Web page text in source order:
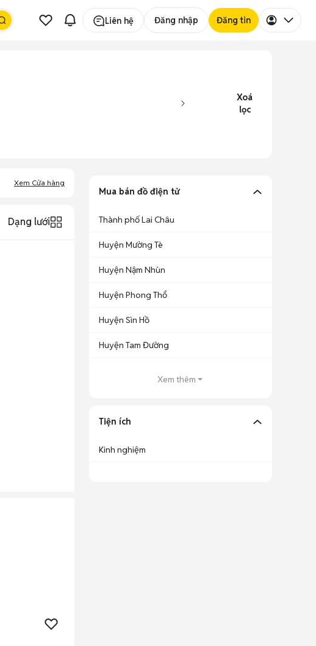
Liên hệ Đăng nhập Đăng tin
Xoá
lọc
Xem Cửa hàng
Dạng lưới
Mua bán đồ điện tử
Thành phố Lai Châu
Huyện Mường Tè
Huyện Nậm Nhùn
Huyện Phong Thổ
Huyện Sìn Hồ
Huyện Tam Đường
Xem thêm
Tiện ích
Kinh nghiệm